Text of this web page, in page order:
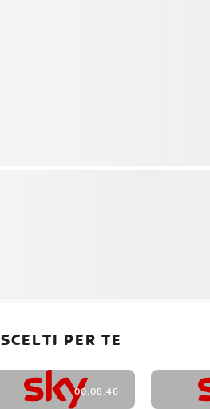
SCELTI PER TE
00:08:46